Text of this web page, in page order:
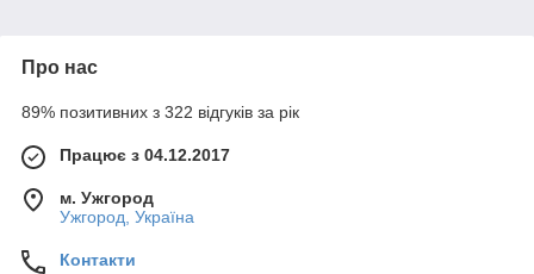
Про нас
89% позитивних з 322 відгуків за рік
Працює з 04.12.2017
м. Ужгород
Ужгород, Україна
Контакти